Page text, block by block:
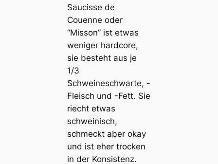
Saucisse de
Couenne oder
“Misson” ist etwas
weniger hardcore,
sie besteht aus je
1/3
Schweineschwarte, -
Fleisch und -Fett. Sie
riecht etwas
schweinisch,
schmeckt aber okay
und ist eher trocken
in der Konsistenz.